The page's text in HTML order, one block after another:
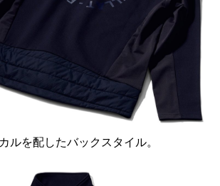
ルを配したバックスタイル。